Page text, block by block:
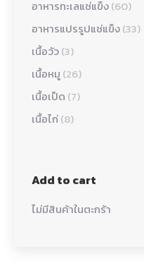
อาหารทะเลแช่แข็ง(60)
อาหารแปรรูปแช่แข็ง(33)
เนื้อวัว(3)
เนื้อหมู (26)
เนื้อเป็ด (7)
เนื้อไก่(8)
Add to cart
ไม่มีสินค้าในตะกร้า